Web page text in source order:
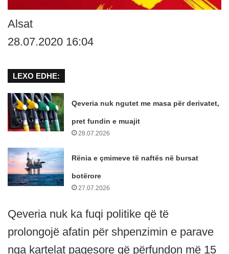
Alsat
28.07.2020 16:04
LEXO EDHE:
Qeveria nuk ngutet me masa për derivatet,
pret fundin e muajit
28.07.2026
Rënia e çmimeve të naftës në bursat
botërore
27.07.2026
Qeveria nuk ka fuqi politike që të
prolongojë afatin për shpenzimin e parave
nga kartelat pagesore që përfundon më 15